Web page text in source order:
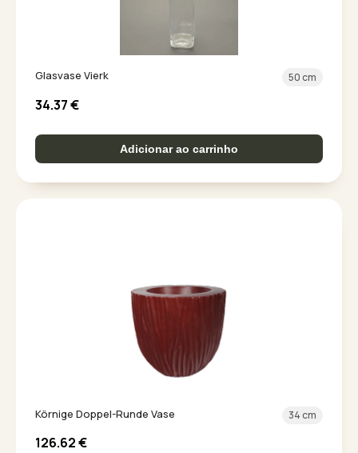
Glasvase Vierk 50 cm
34.37€
Adicionar ao carrinho
Körnige Doppel-Runde Vase 34 cm
126.62€